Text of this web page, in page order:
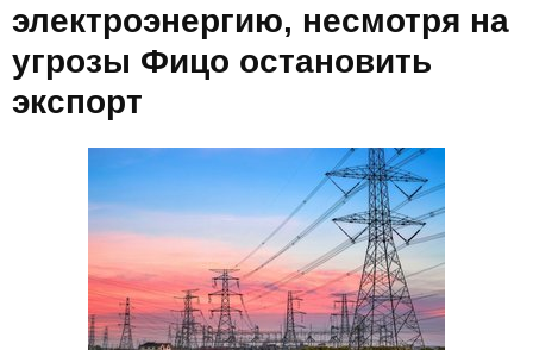
электроэнергию, несмотря на
угрозы Фицо остановить
экспорт